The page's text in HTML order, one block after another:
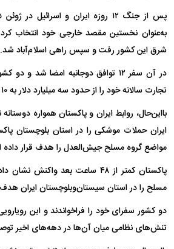
به‌عنوان نخستین مقصد خارجی خود انتخاب کرد.
شرق این کشور رفت و سپس راهی اسلام‌آباد شد.
در آن سفر ۱۲ توافق دوجانبه امضا
تجارت سالانه خود را از حدود سه میلیارد دلار به ۱۰ میلیارد دلار افزایش دهند.
ایران حملات موشکی را در استان بلوچستان
مواضع گروه مسلح جیش‌العدل را هدف قرار
پاکستان کمتر از ۴۸ ساعت بعد
مسلح را در استان سیستان‌وبلوچستان ایران هدف
دو کشور سفرای خود را فراخواندند و این
تنش‌های نظامی میان آن‌ها در دهه‌های اخیر